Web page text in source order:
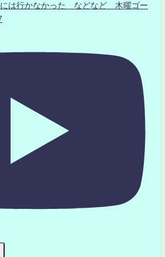
は行かなかった などなど 木曜ゴー